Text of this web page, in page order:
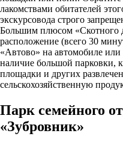
лакомствами обитателей
экскурсовода строго
Большим плюсом «Скотного
расположение (всего 30
«Автово» на автомобиле
наличие большой парковки,
площадки и других
сельскохозяйственную
Парк семейного
«Зубровник»